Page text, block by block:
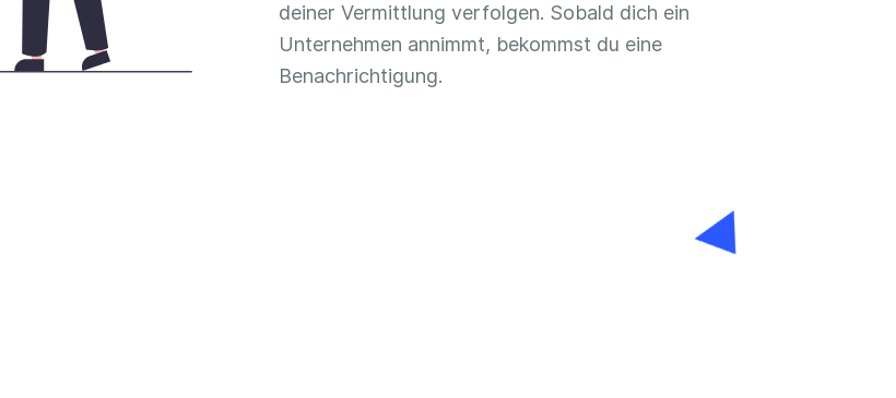
deiner Vermittlung verfolgen. Sobald dich ein
Unternehmen annimmt, bekommst du eine
Benachrichtigung.